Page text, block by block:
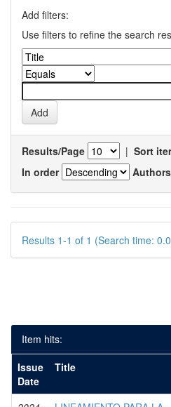
Add filters:
Use filters to refine the search
Results/Page | Sort
In order
Results 1-1 of 1 (Search time:
Item hits:
Issue
Date
Title